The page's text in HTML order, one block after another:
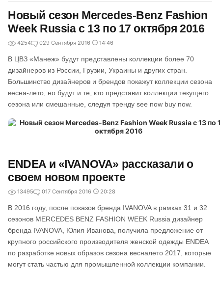
Новый сезон Mercedes-Benz Fashion
Week Russia с 13 по 17 октября 2016
4254 029 Сентября 2016 14:46
В ЦВЗ «Манеж» будут представлены коллекции более 70
дизайнеров из России, Грузии, Украины и других стран.
Большинство дизайнеров и брендов покажут коллекции сезона
весна-лето, но будут и те, кто представит коллекции текущего
сезона или смешанные, следуя тренду see now buy now.
ENDEA и «IVANOVA» рассказали о
своем новом проекте
13495 017 Сентября 2016 20:28
В 2016 году, после показов бренда IVANOVA в рамках 31 и 32
сезонов MERCEDES BENZ FASHION WEEK Russia дизайнер
бренда IVANOVA, Юлия Иванова, получила предложение от
крупного российского производителя женской одежды ENDEA
по разработке новых образов сезона весналето 2017, которые
могут стать частью для промышленной коллекции компании.